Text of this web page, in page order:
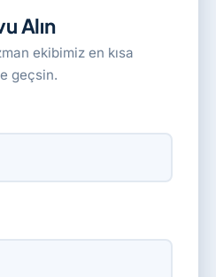
Alın
ekibimiz en kısa
geçsin.